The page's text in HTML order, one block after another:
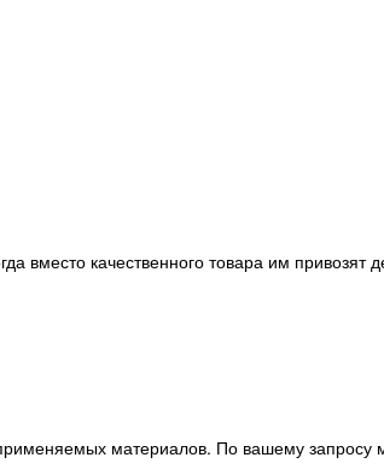
вместо качественного товара им
материалов. По вашему запросу